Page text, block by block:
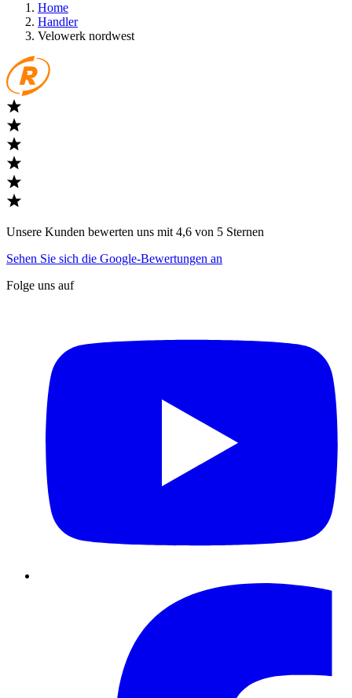
Home
Handler
Velowerk nordwest
Unsere Kunden bewerten uns mit 4,6 von 5 Sternen
Sehen Sie sich die Google-Bewertungen an
Folge uns auf